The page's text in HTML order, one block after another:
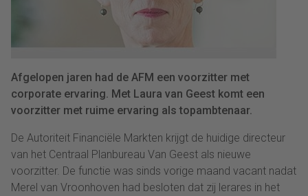
Afgelopen jaren had de AFM een voorzitter met
corporate ervaring. Met Laura van Geest komt een
voorzitter met ruime ervaring als topambtenaar.
De Autoriteit Financiële Markten krijgt de huidige directeur
van het Centraal Planbureau Van Geest als nieuwe
voorzitter. De functie was sinds vorige maand vacant nadat
Merel van Vroonhoven had besloten dat zij lerares in het